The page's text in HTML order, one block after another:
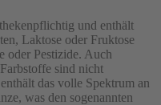
und enthält
Laktose oder Fruktose
oder Pestizide. Auch
sind nicht
das volle Spektrum an
was den sogenannten